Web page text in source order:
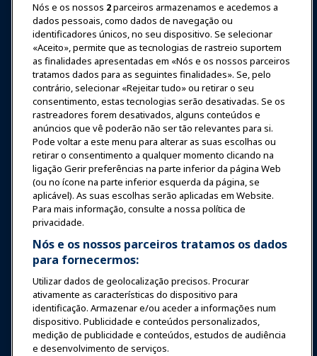
Entrar Junte-se Agora
Prêmios Carreiras
Contato
Expos e Eventos
Notícias & Diversão
Educação
Segurança & Proteção
Advocacia
Pesquisa e Relatórios
Sobre a IAAPA
Parceiros
Nós e os nossos 2parceiros armazenamos e acedemos a
dados pessoais, como dados de navegação ou
identificadores únicos, no seu dispositivo. Se selecionar
«Aceito», permite que as tecnologias de rastreio suportem
as finalidades apresentadas em «Nós e os nossos parceiros
tratamos dados para as seguintes finalidades». Se, pelo
contrário, selecionar «Rejeitar tudo» ou retirar o seu
consentimento, estas tecnologias serão desativadas. Se os
rastreadores forem desativados, alguns conteúdos e
anúncios que vê poderão não ser tão relevantes para si.
Pode voltar a este menu para alterar as suas escolhas ou
retirar o consentimento a qualquer momento clicando na
ligação Gerir preferências na parte inferior da página Web
(ou no ícone na parte inferior esquerda da página, se
aplicável). As suas escolhas serão aplicadas em Website.
Para mais informação, consulte a nossa política de
privacidade.
Nós e os nossos parceiros tratamos os dados
para fornecermos:
Utilizar dados de geolocalização precisos. Procurar
ativamente as características do dispositivo para
identificação. Armazenar e/ou aceder a informações num
dispositivo. Publicidade e conteúdos personalizados,
medição de publicidade e conteúdos, estudos de audiência
e desenvolvimento de serviços.